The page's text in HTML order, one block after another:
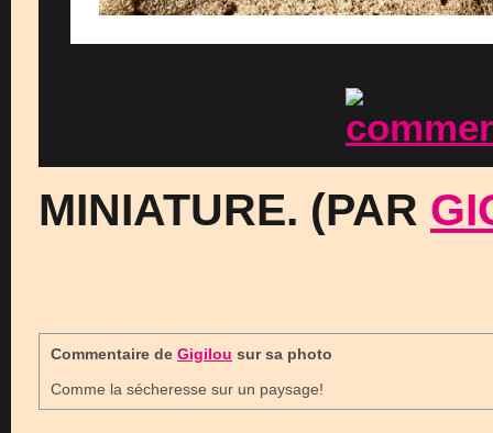
MINIATURE. (PAR
Commentaire de Gigilou sur sa photo
Comme la sécheresse sur un paysage!